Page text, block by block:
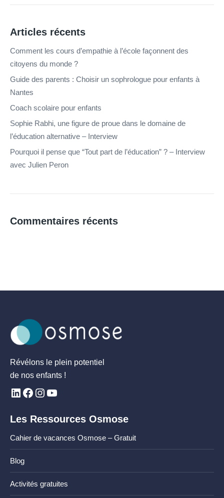
Articles récents
Comment les cours d’empathie à l’école façonnent des
citoyens du monde ?
Guide des parents : Choisir un sophrologue pour enfants à
Nantes
Coach scolaire pour enfants
Sophie Rabhi, une figure de proue dans le domaine de
l’éducation alternative – Interview
Pourquoi il pense que “Tout part de l’éducation” ? – Interview
avec Julien Peron
Commentaires récents
Révélons le plein potentiel
de nos enfants !
Les Ressources Osmose
Cahier de vacances Osmose – Gratuit
Blog
Activités gratuites